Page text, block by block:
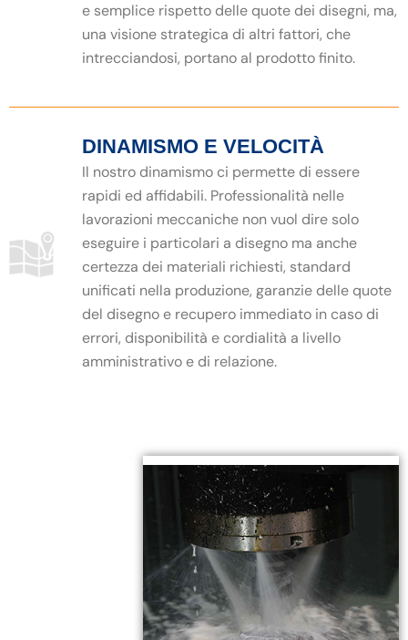
e semplice rispetto delle quote dei disegni, ma,
una visione strategica di altri fattori, che
intrecciandosi, portano al prodotto finito.
DINAMISMO E VELOCITÀ
Il nostro dinamismo ci permette di essere
rapidi ed affidabili. Professionalità nelle
lavorazioni meccaniche non vuol dire solo
eseguire i particolari a disegno ma anche
certezza dei materiali richiesti, standard
unificati nella produzione, garanzie delle quote
del disegno e recupero immediato in caso di
errori, disponibilità e cordialità a livello
amministrativo e di relazione.